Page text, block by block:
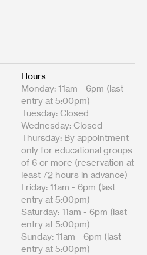
Hours
Monday: 11am - 6pm (last
entry at 5:00pm)
Tuesday: Closed
Wednesday: Closed
Thursday: By appointment
only for educational groups
of 6 or more (reservation at
least 72 hours in advance)
Friday: 11am - 6pm (last
entry at 5:00pm)
Saturday: 11am - 6pm (last
entry at 5:00pm)
Sunday: 11am - 6pm (last
entry at 5:00pm)